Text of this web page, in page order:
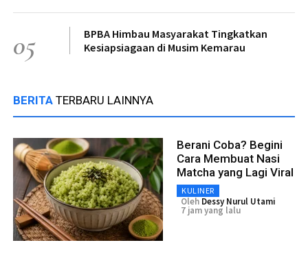
05
BPBA Himbau Masyarakat Tingkatkan
Kesiapsiagaan di Musim Kemarau
BERITA TERBARU LAINNYA
Berani Coba? Begini
Cara Membuat Nasi
Matcha yang Lagi Viral
KULINER
Oleh Dessy Nurul Utami
7 jam yang lalu